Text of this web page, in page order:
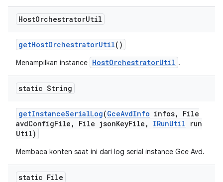
HostOrchestratorUtil
getHostOrchestratorUtil()
Menampilkan instance HostOrchestratorUtil .
static String
getInstanceSerialLog(GceAvdInfo infos,
File
avdConfigFile , File jsonKeyFile , IRunUtil run
Util)
Membaca konten saat ini dari log serial instance Gce Avd.
static File